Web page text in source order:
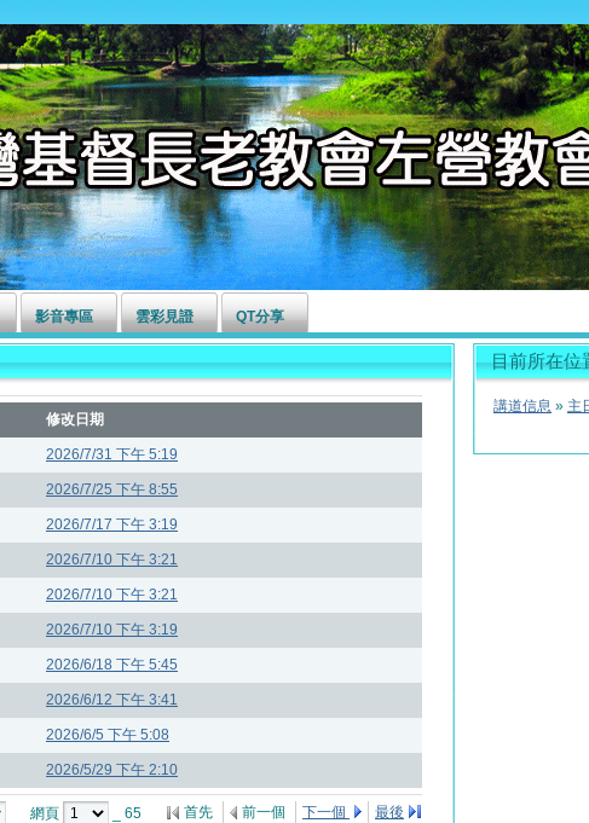
影音專區 雲彩見證 QT分享
修改日期
2026/7/31 下午 5:19
2026/7/25 下午 8:55
2026/7/17 下午 3:19
2026/7/10 下午 3:21
2026/7/10 下午 3:21
2026/7/10 下午 3:19
2026/6/18 下午 5:45
2026/6/12 下午 3:41
2026/6/5 下午 5:08
2026/5/29 下午 2:10
網頁 _ 65 首先 前一個 下一個 最後
目前所在位
講道信息 » 主